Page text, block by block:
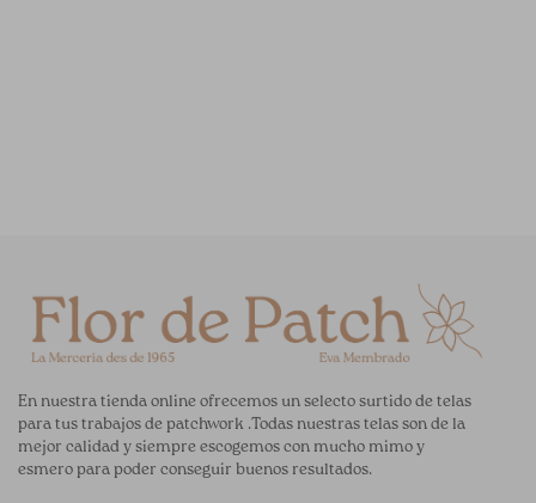
En nuestra tienda online ofrecemos un selecto surtido de telas
para tus trabajos de patchwork .Todas nuestras telas son de la
mejor calidad y siempre escogemos con mucho mimo y
esmero para poder conseguir buenos resultados.